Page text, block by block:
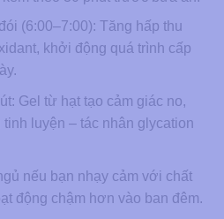
(6:00–7:00): Tăng hấp thu
khởi động quá trình cấp
Gel từ hạt tạo cảm giác no,
luyện – tác nhân glycation
nếu bạn nhạy cảm với chất
động chậm hơn vào ban đêm.